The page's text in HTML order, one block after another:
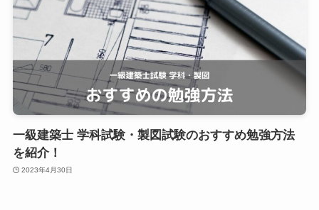
一級建築士 学科試験・製図試験のおすすめ勉強方法
を紹介！
2023年4月30日